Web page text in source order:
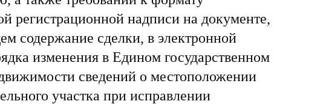
регистрационной надписи на документе,
содержание сделки, в электронной
изменения в Едином государственном
сведений о местоположении
участка при исправлении